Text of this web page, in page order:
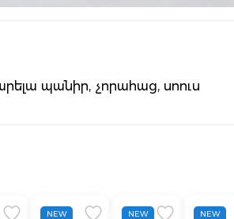
պանիր, չորահաց, սոուս
NEW NEW NEW